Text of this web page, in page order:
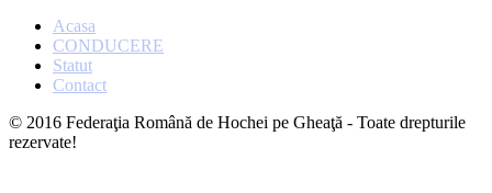
Acasa
CONDUCERE
Statut
Contact
© 2016 Federaţia Română de Hochei pe Gheaţă - Toate drepturile
rezervate!